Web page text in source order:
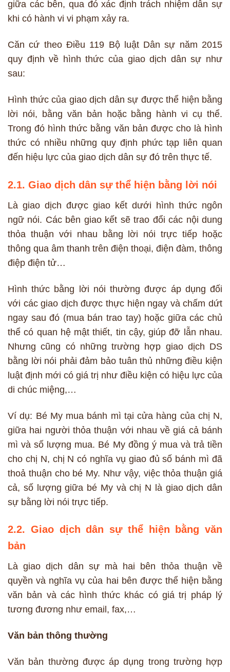
giữa các bên, qua đó xác định trách nhiệm dân sự
khi có hành vi vi phạm xảy ra.
Căn cứ theo Điều 119 Bộ luật Dân sự năm 2015
quy định về hình thức của giao dịch dân sự như
sau:
Hình thức của giao dịch dân sự được thể hiện bằng
lời nói, bằng văn bản hoặc bằng hành vi cụ thể.
Trong đó hình thức bằng văn bản được cho là hình
thức có nhiều những quy định phức tạp liên quan
đến hiệu lực của giao dịch dân sự đó trên thực tế.
2.1. Giao dịch dân sự thể hiện bằng lời nói
Là giao dịch được giao kết dưới hình thức ngôn
ngữ nói. Các bên giao kết sẽ trao đổi các nội dung
thỏa thuận với nhau bằng lời nói trực tiếp hoặc
thông qua âm thanh trên điện thoại, điện đàm, thông
điệp điện tử…
Hình thức bằng lời nói thường được áp dụng đối
với các giao dịch được thực hiện ngay và chấm dứt
ngay sau đó (mua bán trao tay) hoặc giữa các chủ
thể có quan hệ mật thiết, tin cậy, giúp đỡ lẫn nhau.
Nhưng cũng có những trường hợp giao dịch DS
bằng lời nói phải đảm bảo tuân thủ những điều kiện
luật định mới có giá trị như điều kiện có hiệu lực của
di chúc miệng,…
Ví dụ: Bé My mua bánh mì tại cửa hàng của chị N,
giữa hai người thỏa thuận với nhau về giá cả bánh
mì và số lượng mua. Bé My đồng ý mua và trả tiền
cho chị N, chị N có nghĩa vụ giao đủ số bánh mì đã
thoả thuận cho bé My. Như vậy, việc thỏa thuận giá
cả, số lượng giữa bé My và chị N là giao dịch dân
sự bằng lời nói trực tiếp.
2.2. Giao dịch dân sự thể hiện bằng văn
bản
Là giao dịch dân sự mà hai bên thỏa thuận về
quyền và nghĩa vụ của hai bên được thể hiện bằng
văn bản và các hình thức khác có giá trị pháp lý
tương đương như email, fax,…
Văn bản thông thường
Văn bản thường được áp dụng trong trường hợp